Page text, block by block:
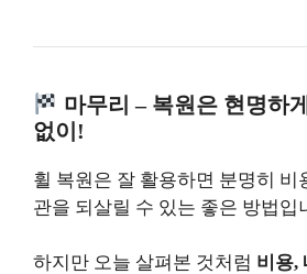
마무리 – 복원은 현명하
없이!
휠 복원은 잘 활용하면 분명히 비
관을 되살릴 수 있는 좋은 방법입
하지만 오늘 살펴본 것처럼 비용,